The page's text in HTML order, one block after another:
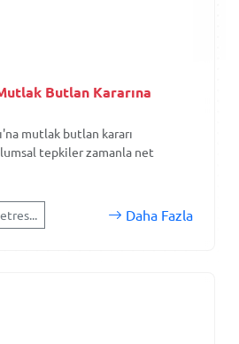
Butlan Kararına
mutlak butlan kararı
tepkiler zamanla net
Daha Fazla